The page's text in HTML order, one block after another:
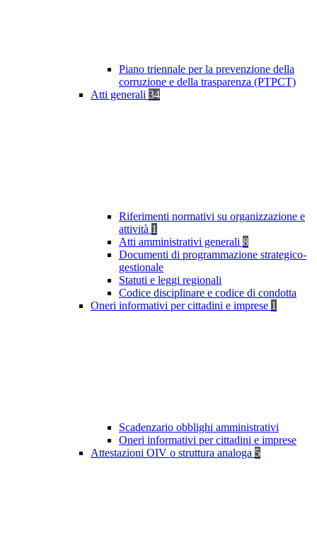
Piano triennale per la prevenzione della
corruzione e della trasparenza (PTPCT)
Atti generali 34
Riferimenti normativi su organizzazione e
attività 1
Atti amministrativi generali 8
Documenti di programmazione strategico-
gestionale
Statuti e leggi regionali
Codice disciplinare e codice di condotta
Oneri informativi per cittadini e imprese 1
Scadenzario obblighi amministrativi
Oneri informativi per cittadini e imprese
Attestazioni OIV o struttura analoga 5